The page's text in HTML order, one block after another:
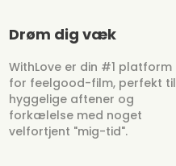
Drøm dig væk
WithLove er din #1 platform
for feelgood-film, perfekt til
hyggelige aftener og
forkælelse med noget
velfortjent "mig-tid".